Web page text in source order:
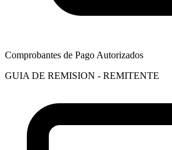
Comprobantes de Pago Autorizados
GUIA DE REMISION - REMITENTE